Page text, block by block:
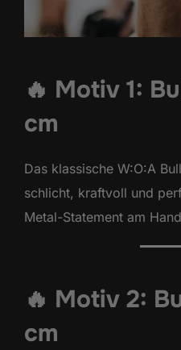
🔥 Motiv 1:
cm
Das klassische W:O:A
schlicht, kraftvoll und
Metal-Statement am
🔥 Motiv 2:
cm